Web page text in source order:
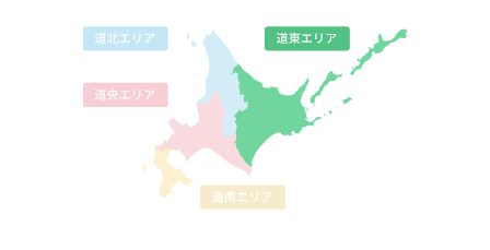
このサイトについて 観光資料
動画ライブラリー フォトライブラリー